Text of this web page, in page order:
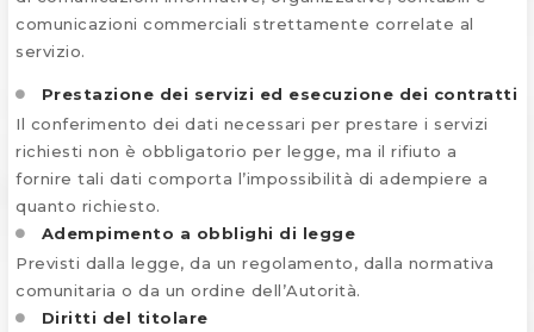
comunicazioni commerciali strettamente correlate al
servizio.
Prestazione dei servizi ed esecuzione dei contratti
Il conferimento dei dati necessari per prestare i servizi
richiesti non è obbligatorio per legge, ma il rifiuto a
fornire tali dati comporta l’impossibilità di adempiere a
quanto richiesto.
Adempimento a obblighi di legge
Previsti dalla legge, da un regolamento, dalla normativa
comunitaria o da un ordine dell’Autorità.
Diritti del titolare